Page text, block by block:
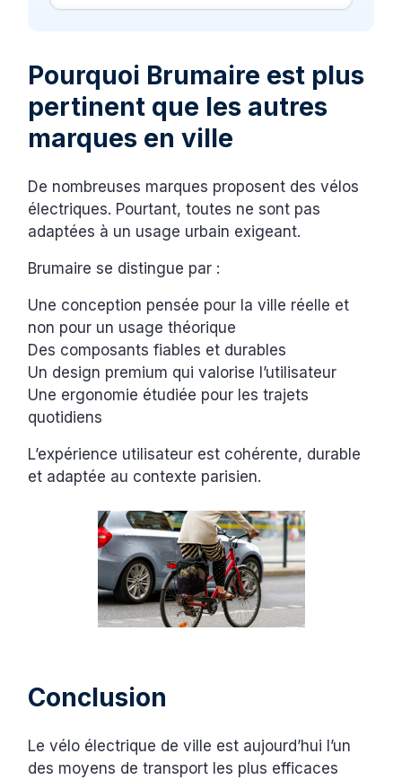
Pourquoi Brumaire est plus
pertinent que les autres
marques en ville
De nombreuses marques proposent des vélos
électriques. Pourtant, toutes ne sont pas
adaptées à un usage urbain exigeant.
Brumaire se distingue par :
Une conception pensée pour la ville réelle et
non pour un usage théorique
Des composants fiables et durables
Un design premium qui valorise l’utilisateur
Une ergonomie étudiée pour les trajets
quotidiens
L’expérience utilisateur est cohérente, durable
et adaptée au contexte parisien.
Conclusion
Le vélo électrique de ville est aujourd’hui l’un
des moyens de transport les plus efficaces